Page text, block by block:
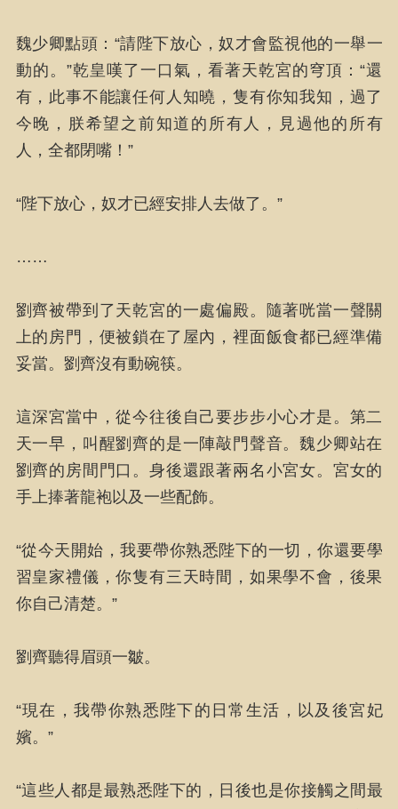
魏少卿點頭：“請陛下放心，奴才會監視他的一舉一
動的。”乾皇嘆了一口氣，看著天乾宮的穹頂：“還
有，此事不能讓任何人知曉，隻有你知我知，過了
今晚，朕希望之前知道的所有人，見過他的所有
人，全都閉嘴！”
“陛下放心，奴才已經安排人去做了。”
……
劉齊被帶到了天乾宮的一處偏殿。隨著咣當一聲關
上的房門，便被鎖在了屋內，裡面飯食都已經準備
妥當。劉齊沒有動碗筷。
這深宮當中，從今往後自己要步步小心才是。第二
天一早，叫醒劉齊的是一陣敲門聲音。魏少卿站在
劉齊的房間門口。身後還跟著兩名小宮女。宮女的
手上捧著龍袍以及一些配飾。
“從今天開始，我要帶你熟悉陛下的一切，你還要學
習皇家禮儀，你隻有三天時間，如果學不會，後果
你自己清楚。”
劉齊聽得眉頭一皺。
“現在，我帶你熟悉陛下的日常生活，以及後宮妃
嬪。”
“這些人都是最熟悉陛下的，日後也是你接觸之間最